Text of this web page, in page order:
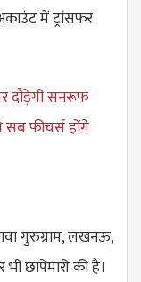
में ट्रांसफर
दौड़ेगी सनरूफ
सब फीचर्स होंगे
गुरुग्राम, लखनऊ,
छापेमारी की है।